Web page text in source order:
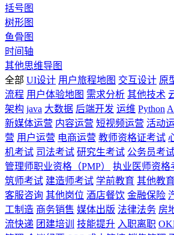
括号图
树形图
鱼骨图
时间轴
其他思维导图
全部 UI设计 用户旅程地图 交互设计 原
流程 用户体验地图 需求分析 其他技术
架构 java 大数据 后端开发 运维 Python
新媒体运营 内容运营 短视频运营 活动
营 用户运营 电商运营 教师资格证考试
机考试 司法考试 研究生考试 公务员考
管理师职业资格（PMP）
执业医师资格
筑师考试 建造师考试 学前教育 其他教育
客服咨询 其他岗位 酒店餐饮 金融保险
工制造 商务销售 媒体出版 法律法务 房
流快递 团建培训 技能提升 入职离职